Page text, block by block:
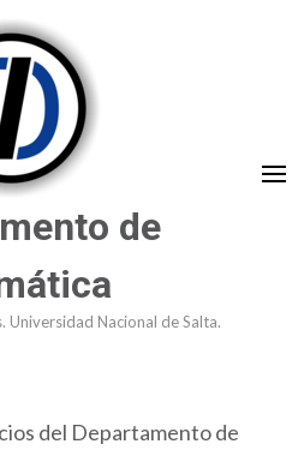
de
Universidad Nacional de Salta.
del Departamento de